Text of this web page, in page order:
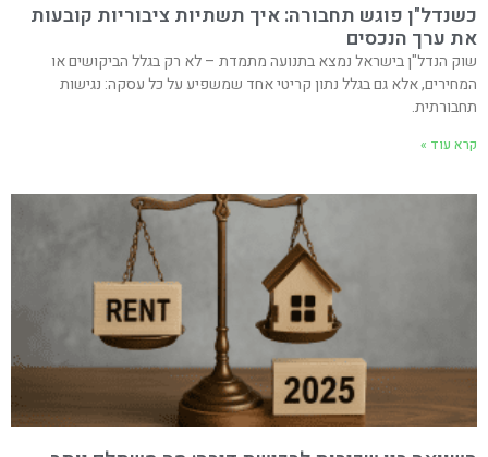
כשנדל"ן פוגש תחבורה: איך תשתיות ציבוריות קובעות
את ערך הנכסים
שוק הנדל"ן בישראל נמצא בתנועה מתמדת – לא רק בגלל הביקושים או
המחירים, אלא גם בגלל נתון קריטי אחד שמשפיע על כל עסקה: נגישות
תחבורתית.
קרא עוד »